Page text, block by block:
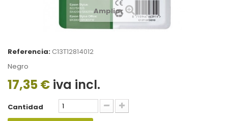
Ampliar
Referencia: C13T12814012
Negro
17,35 € iva incl.
Cantidad